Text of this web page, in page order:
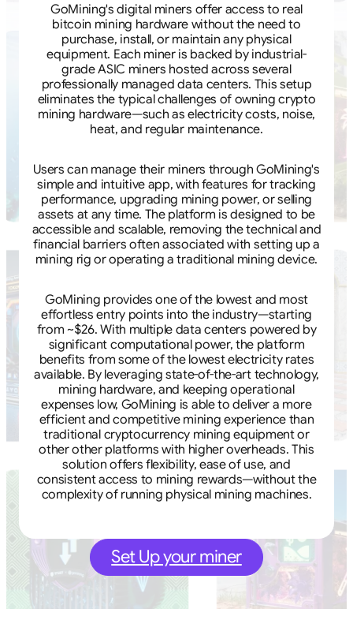
GoMining's digital miners offer access to real
bitcoin mining hardware without the need to
purchase, install, or maintain any physical
equipment. Each miner is backed by industrial-
grade ASIC miners hosted across several
professionally managed data centers. This setup
eliminates the typical challenges of owning crypto
mining hardware—such as electricity costs, noise,
heat, and regular maintenance.
Users can manage their miners through GoMining's
simple and intuitive app, with features for tracking
performance, upgrading mining power, or selling
assets at any time. The platform is designed to be
accessible and scalable, removing the technical and
financial barriers often associated with setting up a
mining rig or operating a traditional mining device.
GoMining provides one of the lowest and most
effortless entry points into the industry—starting
from ~$26. With multiple data centers powered by
significant computational power, the platform
benefits from some of the lowest electricity rates
available. By leveraging state-of-the-art technology,
mining hardware, and keeping operational
expenses low, GoMining is able to deliver a more
efficient and competitive mining experience than
traditional cryptocurrency mining equipment or
other other platforms with higher overheads. This
solution offers flexibility, ease of use, and
consistent access to mining rewards—without the
complexity of running physical mining machines.
Set Up your miner